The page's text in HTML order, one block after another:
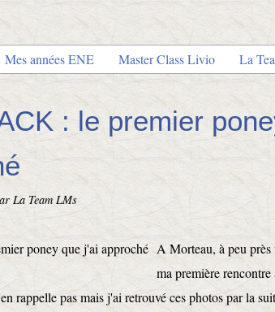
Mes années ENE Master Class Livio La
: le premier
La Team LMs
A Morteau, à peu
ma première
rappelle pas mais j'ai retrouvé ces photos par la